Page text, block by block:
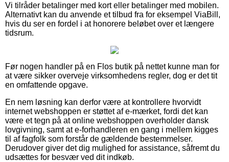
Vi tilråder betalinger med kort eller betalinger med mobilen.
Alternativt kan du anvende et tilbud fra for eksempel ViaBill,
hvis du ser en fordel i at honorere beløbet over et længere
tidsrum.
Før nogen handler på en Flos butik på nettet kunne man for
at være sikker overveje virksomhedens regler, dog er det tit
en omfattende opgave.
En nem løsning kan derfor være at kontrollere hvorvidt
internet webshoppen er støttet af e-mærket, fordi det kan
være et tegn på at online webshoppen overholder dansk
lovgivning, samt at e-forhandleren en gang i mellem kigges
til af fagfolk som forstår de gældende bestemmelser.
Derudover giver det dig mulighed for assistance, såfremt du
udsættes for besvær ved dit indkøb.